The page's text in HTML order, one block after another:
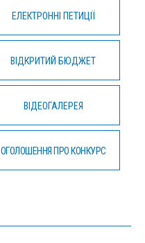
ЕЛЕКТРОННІ ПЕТИЦІЇ
ВІДКРИТИЙ БЮДЖЕТ
ВІДЕОГАЛЕРЕЯ
ОГОЛОШЕННЯ ПРО КОНКУРС